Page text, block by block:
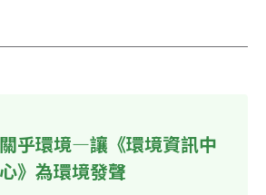
乎環境—讓《環境資訊中
心》為環境發聲